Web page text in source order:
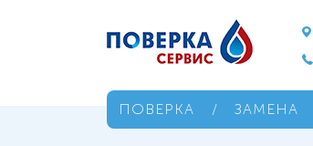
ПОВЕРКА / ЗАМЕНА